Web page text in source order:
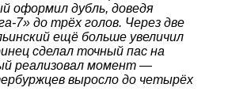
оформил дубль, доведя
7» до трёх голов. Через две
ещё больше увеличил
сделал точный пас на
реализовал момент —
выросло до четырёх